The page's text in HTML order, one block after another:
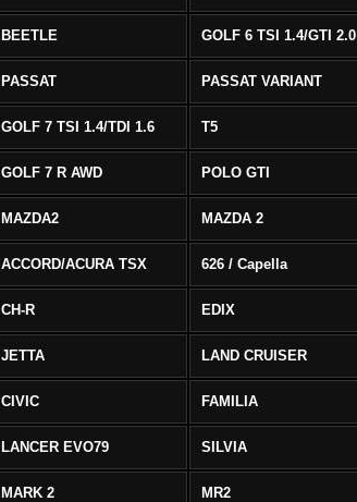
BEETLE GOLF 6 TSI 1.4/GTI 2.0
PASSAT PASSAT VARIANT
GOLF 7 TSI 1.4/TDI 1.6 T5
GOLF 7 R AWD POLO GTI
MAZDA2 MAZDA 2
ACCORD/ACURA TSX 626 / Capella
CH-R EDIX
JETTA LAND CRUISER
CIVIC FAMILIA
LANCER EVO79 SILVIA
MARK 2 MR2